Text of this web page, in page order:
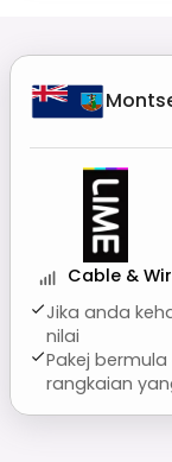
Cable &
Jika anda
nilai
Pakej
rangkaian